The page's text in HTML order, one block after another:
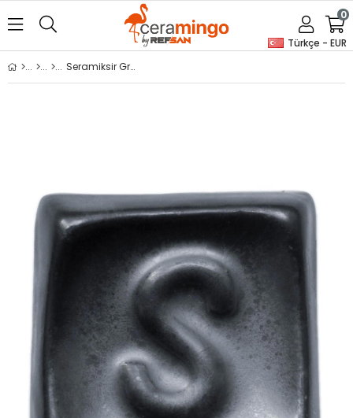
Türkçe - EUR
0
Seramiksir Grafit 175 Gr SP 1396